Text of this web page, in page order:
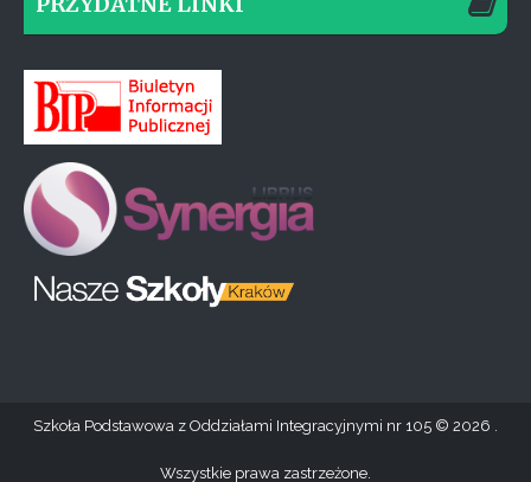
Szkoła Podstawowa z Oddziałami Integracyjnymi nr 105 2026 .
Wszystkie prawa zastrzeżone.